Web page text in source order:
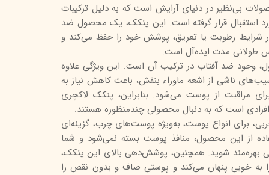
اسکین
بی‌نظیر در دنیای آرایش است که به دلیل ترکیبات
استقبال قرار گرفته است. این پنکک، یک محصول ضد
رطوبت یا تعریق، پوشش خود را حفظ می‌کند و
طولانی مدت ایده‌آل است.
وجود ضد آفتاب در ترکیب آن است. این ویژگی علاوه
ناشی از اشعه ماوراء بنفش، باعث کاهش نیاز به
مراقبت از پوست می‌شود. بنابراین، پنکک لاکچری
است که به دنبال محصولی چندمنظوره هستند.
برای انواع پوست، به‌ویژه پوست‌های چرب، گزینه‌ای
از این محصول، منافذ پوست بسته نمی‌شود و شما
بهره‌مند شوید. همچنین، پوشش‌دهی بالای این پنکک،
به خوبی پنهان می‌کند و پوستی صاف و بدون نقص را